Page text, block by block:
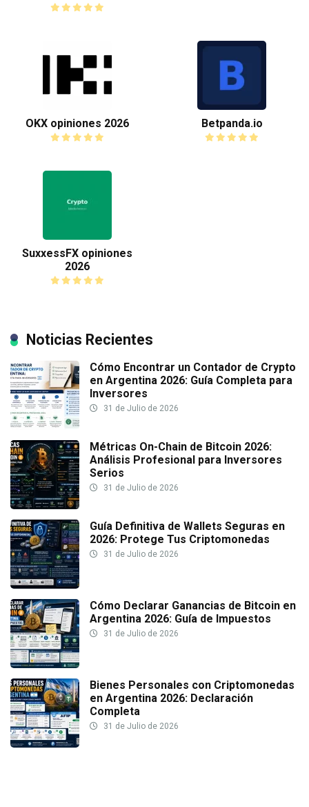
OKX opiniones 2026 Betpanda.io
SuxxessFX opiniones
2026
Noticias Recientes
Cómo Encontrar un Contador de Crypto
en Argentina 2026: Guía Completa para
Inversores
31 de Julio de 2026
Métricas On-Chain de Bitcoin 2026:
Análisis Profesional para Inversores
Serios
31 de Julio de 2026
Guía Definitiva de Wallets Seguras en
2026: Protege Tus Criptomonedas
31 de Julio de 2026
Cómo Declarar Ganancias de Bitcoin en
Argentina 2026: Guía de Impuestos
31 de Julio de 2026
Bienes Personales con Criptomonedas
en Argentina 2026: Declaración
Completa
31 de Julio de 2026